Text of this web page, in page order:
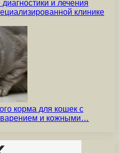
и лечения
клинике
корма для кошек с
и кожными…